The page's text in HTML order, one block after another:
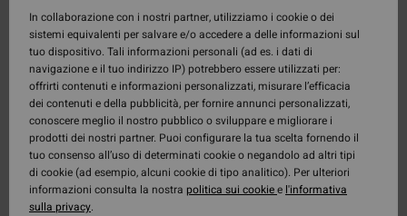
In collaborazione con i nostri partner, utilizziamo i cookie o dei
sistemi equivalenti per salvare e/o accedere a delle informazioni sul
tuo dispositivo. Tali informazioni personali (ad es. i dati di
navigazione e il tuo indirizzo IP) potrebbero essere utilizzati per:
offrirti contenuti e informazioni personalizzati, misurare l’efficacia
dei contenuti e della pubblicità, per fornire annunci personalizzati,
conoscere meglio il nostro pubblico o sviluppare e migliorare i
prodotti dei nostri partner. Puoi configurare la tua scelta fornendo il
tuo consenso all’uso di determinati cookie o negandolo ad altri tipi
di cookie (ad esempio, alcuni cookie di tipo analitico). Per ulteriori
informazioni consulta la nostra politica sui cookiee l'informativa
sulla privacy.